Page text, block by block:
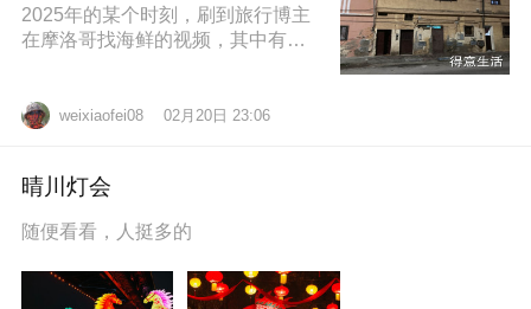
2025年的某个时刻，刷到旅行博主
在摩洛哥找海鲜的视频，其中有个
地拍照留weixiaofei08 02月20日 23:06
晴川灯会
随便看看，人挺多的